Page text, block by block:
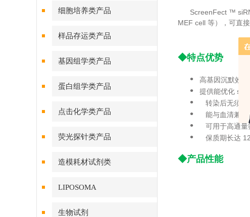
细胞培养类产品
样品存运类产品
基因组学类产品
蛋白组学类产品
点击化学类产品
荧光探针类产品
造模耗材试剂类
LIPOSOMA
生物试剂
ScreenFect ™
MEF cell 等），可直
◆特点优势
• 高基因沉默效率
• 提供能优化
• 转染后无须更
• 能与血清兼容
• 可用于高通量
• 保质期长达
◆产品性能